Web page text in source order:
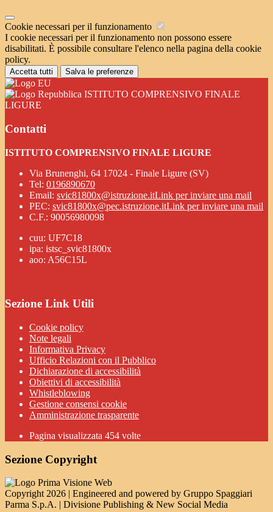
Cookie necessari per il funzionamento
I cookie necessari per il funzionamento non possono essere
disabilitati. È possibile consultare l'elenco nella pagina della cookie
policy.
Accetta tutti Salva le preferenze
ISTITUTO COMPRENSIVO FINALE
LIGURE
Contatti
ISTITUTO COMPRENSIVO FINALE LIGURE
Via Brunenghi, 64 17024 - Finale Ligure (SV)
Tel: 0196890670
Email: svic81800x@istruzione.itLink per inviare una mail
PEC: svic81800x@pec.istruzione.itLink per inviare una mail
C.F.: 90056980098
cuu: UF7C18
ipa: istsc_svic81800x
aoo: A56C15L
Sezione Link Utili
Cookie policy
Note legali
Informativa Privacy
Ufficio Relazioni con il Pubblico
Dichiarazione di accessibilità
Obiettivi di accessibilità
Whistleblowing
Gestione consensi cookie
Amministrazione trasparente
Pagina visualizzata 454 volte
Sezione Copyright
Copyright 2026 | Engineered and powered by Gruppo Spaggiari
Parma S.p.A. | Divisione Publishing & New Social Media